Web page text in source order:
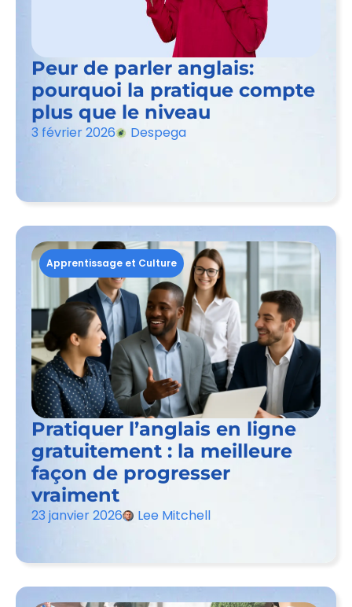
Peur de parler anglais:
pourquoi la pratique compte
plus que le niveau
3 février 2026 Despega
Apprentissage et Culture
Pratiquer l’anglais en ligne
gratuitement : la meilleure
façon de progresser
vraiment
23 janvier 2026 Lee Mitchell